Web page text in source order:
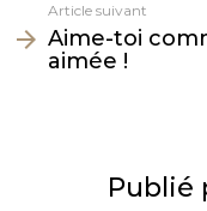
Article suivant
Aime-toi
aimée !
Publié